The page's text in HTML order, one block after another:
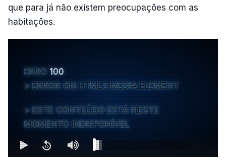
que para já não existem preocupações com as
habitações.
ERRO 100
ERROR ON HTML5 MEDIA ELEMENT
ESTE CONTEÚDO ESTÁ NESTE
MOMENTO INDISPONÍVEL